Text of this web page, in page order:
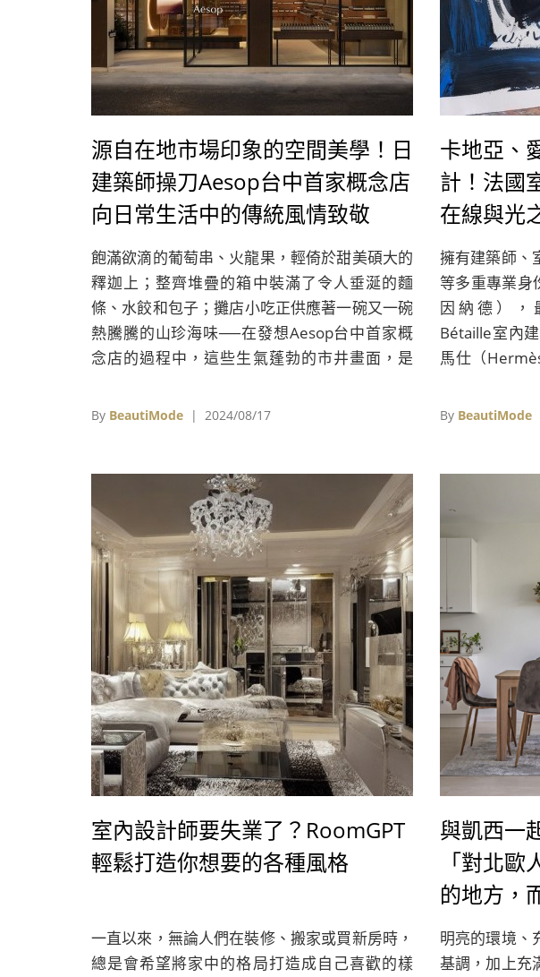
源自在地市場印象的空間美學！日
建築師操刀Aesop台中首家概念店
向日常生活中的傳統風情致敬
飽滿欲滴的葡萄串、火龍果，輕倚於甜美碩大的
釋迦上；整齊堆疊的箱中裝滿了令人垂涎的麵
條、水餃和包子；攤店小吃正供應著一碗又一碗
熱騰騰的山珍海味──在發想Aesop台中首家概
念店的過程中，這些生氣蓬勃的市井畫面，是
Architects走訪台中街道時鮮明的印象；台中第
生活中所扮演的核心角色。
By BeautiMode | 2024/08/17
卡地亞、
計！法國
在線與光
擁有建築師、
等多重專業身
因納德），
Bétaille室內
馬仕（
Décoratifs）
2002年開始
店。
By BeautiMode
室內設計師要失業了？RoomGPT
輕鬆打造你想要的各種風格
一直以來，無論人們在裝修、搬家或買新房時，
總是會希望將家中的格局打造成自己喜歡的樣
與凱西一
「對北
的地方，
明亮的環境、
基調，加上充